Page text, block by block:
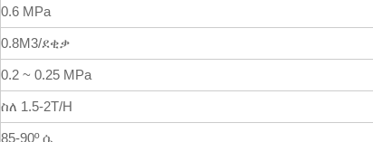
0.6 MPa
0.8M3/ደቂቃ
0.2 ~ 0.25 MPa
ስለ 1.5-2T/H
85-90º ሴ